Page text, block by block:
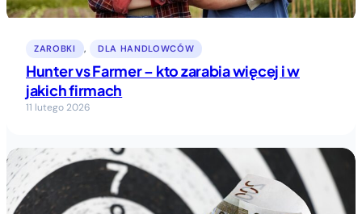
ZAROBKI , DLA HANDLOWCÓW
Hunter vs Farmer – kto zarabia więcej i w
jakich firmach
11 lutego 2026